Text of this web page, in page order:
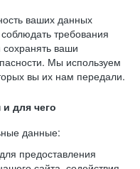
ваших данных
требования
ваши
Мы используем
вы их нам передали.
для чего
данные:
предоставления